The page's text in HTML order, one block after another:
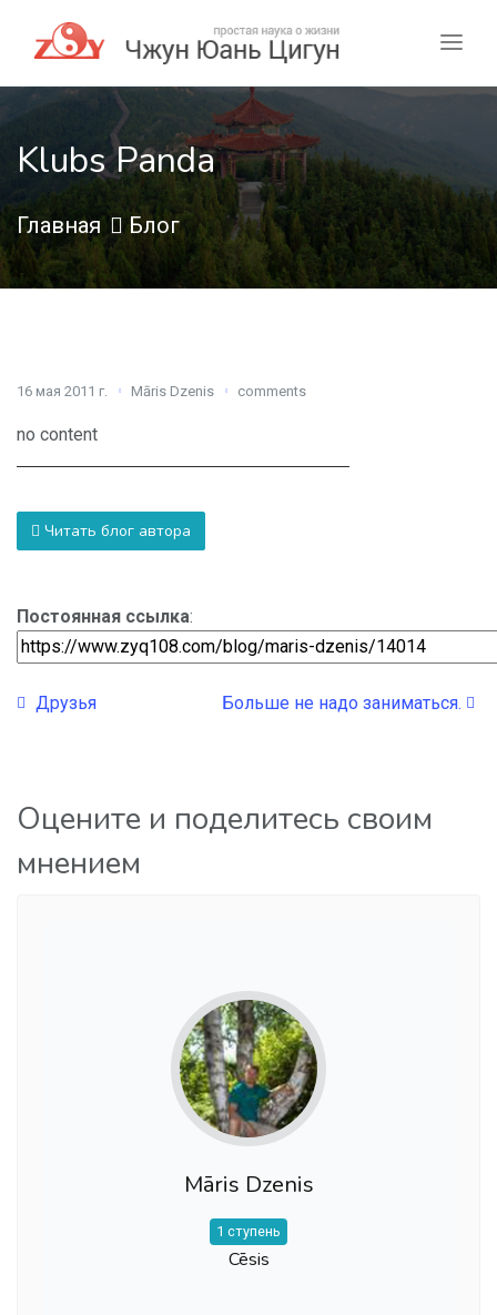
Klubs Panda
Главная Блог
16 мая 2011 г. Māris Dzenis comments
no content
Читать блог автора
Постоянная ссылка:
Друзья Больше не надо заниматься.
Оцените и поделитесь своим
мнением
Māris Dzenis
1 ступень
Cēsis